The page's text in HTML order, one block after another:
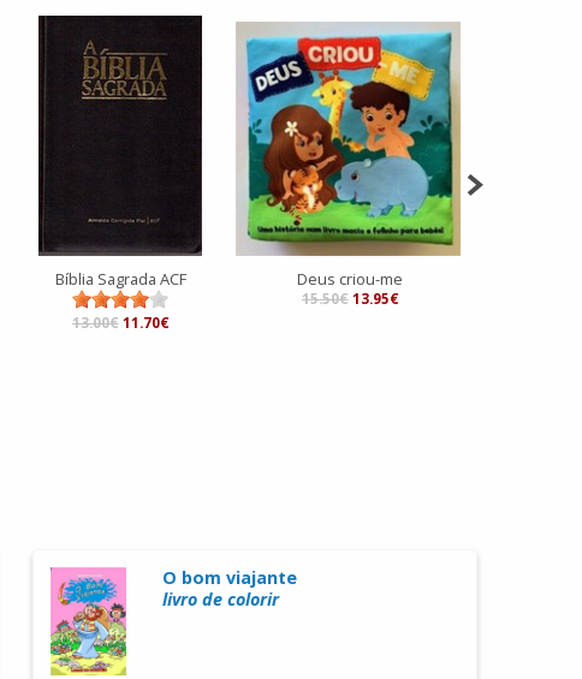
Bíblia Sagrada ACF
13.00€ 11.70€
Deus criou-me
15.50€ 13.95€
O bom viajante
livro de colorir